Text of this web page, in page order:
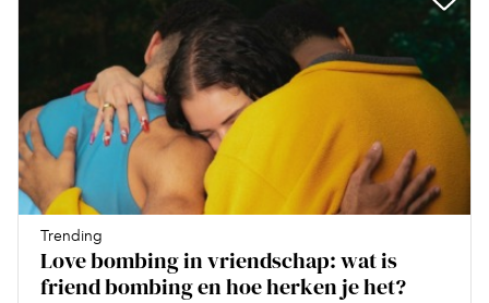
Trending
Love bombing in vriendschap: wat is
friend bombing en hoe herken je het?